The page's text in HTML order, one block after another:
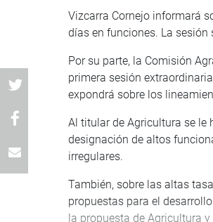
Vizcarra Cornejo informará
días en funciones. La sesión
Por su parte, la Comisión
primera sesión
expondrá sobre los
Al titular de Agricultura se le
designación de altos
irregulares.
También, sobre las altas
propuestas para el
la propuesta de Agricultura